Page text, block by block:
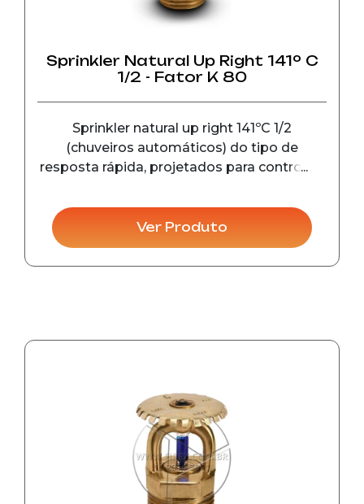
Sprinkler Natural Up Right 141º C
1/2 - Fator K 80
Sprinkler natural up right 141ºC 1/2
(chuveiros automáticos) do tipo de
resposta rápida, projetados para controle e
inicial, em instalações comerciais e
industriais.
Ver Produto